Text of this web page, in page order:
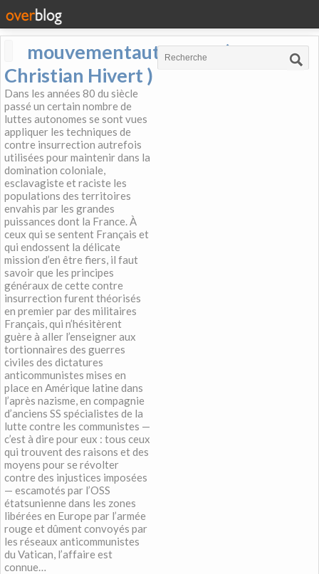
mouvementautonome (
Christian Hivert )
Dans les années 80 du siècle
passé un certain nombre de
luttes autonomes se sont vues
appliquer les techniques de
contre insurrection autrefois
utilisées pour maintenir dans la
domination coloniale,
esclavagiste et raciste les
populations des territoires
envahis par les grandes
puissances dont la France. À
ceux qui se sentent Français et
qui endossent la délicate
mission d’en être fiers, il faut
savoir que les principes
généraux de cette contre
insurrection furent théorisés
en premier par des militaires
Français, qui n’hésitèrent
guère à aller l’enseigner aux
tortionnaires des guerres
civiles des dictatures
anticommunistes mises en
place en Amérique latine dans
l’après nazisme, en compagnie
d’anciens SS spécialistes de la
lutte contre les communistes —
c’est à dire pour eux : tous ceux
qui trouvent des raisons et des
moyens pour se révolter
contre des injustices imposées
— escamotés par l’OSS
étatsunienne dans les zones
libérées en Europe par l’armée
rouge et dûment convoyés par
les réseaux anticommunistes
du Vatican, l’affaire est
connue…